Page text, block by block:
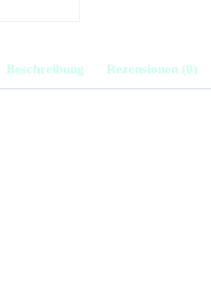
Beschreibung Rezensionen (0)